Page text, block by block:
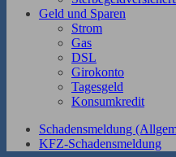
Geld und Sparen
Strom
Gas
DSL
Girokonto
Tagesgeld
Konsumkredit
Schadensmeldung
KFZ-Schadensmeldung